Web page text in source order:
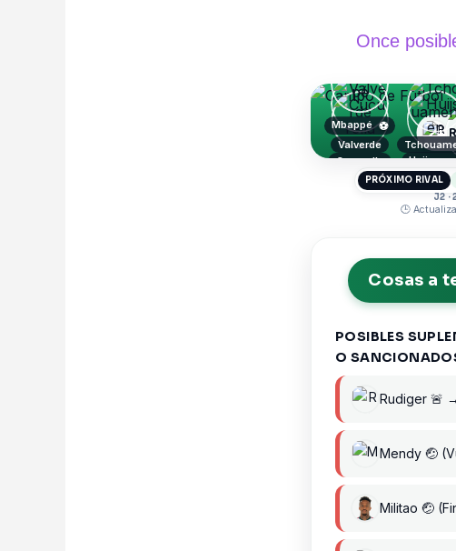
Once
Cucurella Huijsen
Valverde
Mbappé ⚽
PRÓXIMO RIVAL
J2 ·
🕒
Cosas a
POSIBLES
O
Rudiger 🚨 →
Mendy 🤕
Militao 🤕